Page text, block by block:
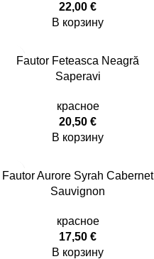
22,00 €
В корзину
Fautor Feteasca Neagră
Saperavi
красное
20,50 €
В корзину
Fautor Aurore Syrah Cabernet
Sauvignon
красное
17,50 €
В корзину